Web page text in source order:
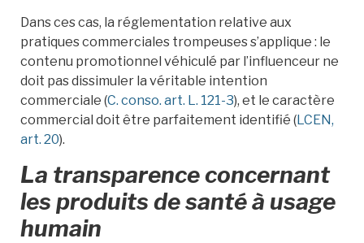
Dans ces cas, la réglementation relative aux
pratiques commerciales trompeuses s’applique : le
contenu promotionnel véhiculé par l’influenceur ne
doit pas dissimuler la véritable intention
commerciale (C. conso. art. L. 121-3), et le caractère
commercial doit être parfaitement identifié (LCEN,
art. 20).
La transparence concernant
les produits de santé à usage
humain